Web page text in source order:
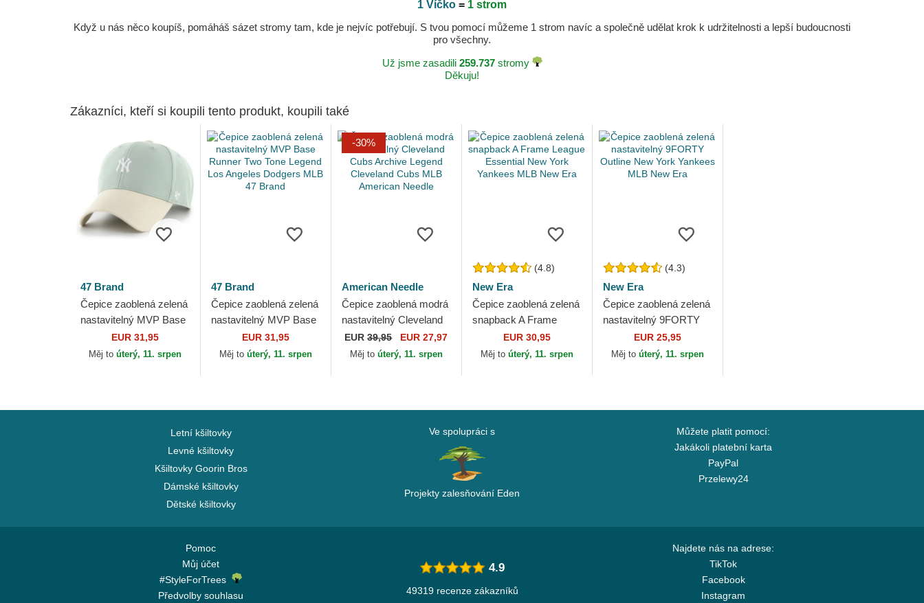
1 Víčko = 1 strom
Když u nás něco koupíš, pomáháš sázet stromy tam, kde je nejvíc potřebují. S tvou pomocí můžeme 1 strom navíc a společně udělat krok k udržitelnosti a lepší budoucnosti
pro všechny.
Už jsme zasadili 259.737stromy
Děkuju!
Zákazníci, kteří si koupili tento produkt, koupili také
47 Brand
Čepice zaoblená zelená
nastavitelný MVP Base
Runner Two Tone
Legend New York
EUR 31,95
Měj to úterý, 11. srpen
47 Brand
Čepice zaoblená zelená
nastavitelný MVP Base
Runner Two Tone
Legend Los Angeles
EUR 31,95
Měj to úterý, 11. srpen
-30%
American Needle
Čepice zaoblená modrá
nastavitelný Cleveland
Cubs Archive Legend
Cleveland Cubs MLB
EUR39,95 EUR 27,97
Měj to úterý, 11. srpen
(4.8)
New Era
Čepice zaoblená zelená
snapback A Frame
League Essential New
York Yankees MLB
EUR 30,95
Měj to úterý, 11. srpen
(4.3)
New Era
Čepice zaoblená zelená
nastavitelný 9FORTY
Outline New York
Yankees MLB New Era
EUR 25,95
Měj to úterý, 11. srpen
Letní kšiltovky
Levné kšiltovky
Kšiltovky Goorin Bros
Dámské kšiltovky
Dětské kšiltovky
Ve spolupráci s
Projekty zalesňování Eden
Můžete platit pomocí:
Jakákoli platební karta
PayPal
Przelewy24
Pomoc
Můj účet
#StyleForTrees
Předvolby souhlasu
Najdete nás na adrese:
TikTok
Facebook
Instagram
4.9
49319 recenze zákazníků